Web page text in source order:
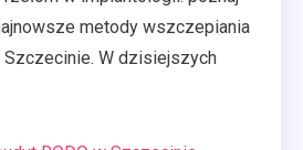
metody wszczepiania
W dzisiejszych